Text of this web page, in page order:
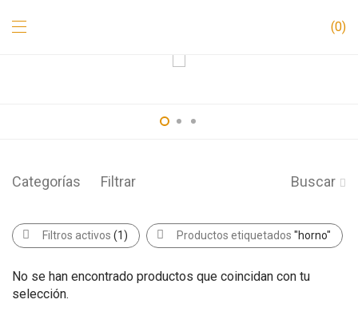
0
Categorías Filtrar Buscar
Filtros activos (1) Productos etiquetados "horno"
No se han encontrado productos que coincidan con tu
selección.